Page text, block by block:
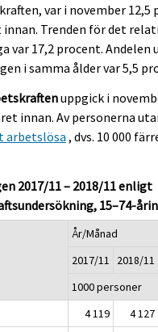
var i november 12,5
Trenden för det
17,2 procent. Andelen
i samma ålder var 5,5
uppgick i
innan. Av personerna
arbetslösa, dvs. 10 000
2017/11 – 2018/11 enligt
15–74-
År/Månad
2017/11
2018/11
1000 personer
4 119 4 127